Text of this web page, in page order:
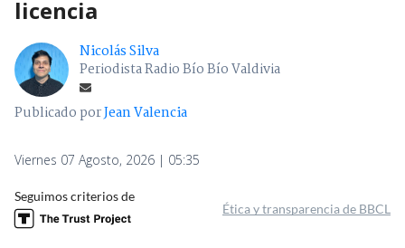
licencia
Nicolás Silva
Periodista Radio Bío Bío Valdivia
Publicado porJean Valencia
Viernes 07 Agosto, 2026 | 05:35
Seguimos criterios de
Ética y transparencia de BBCL